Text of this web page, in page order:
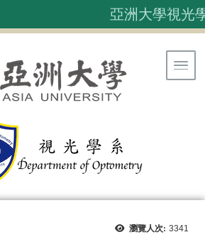
亞洲大學視光
瀏覽人次: 3341